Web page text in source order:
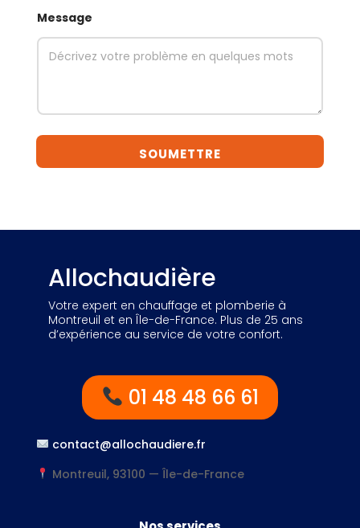
Message
SOUMETTRE
Allochaudière
Votre expert en chauffage et plomberie à
Montreuil et en Île-de-France. Plus de 25 ans
d’expérience au service de votre confort.
01 48 48 66 61
contact@allochaudiere.fr
Montreuil, 93100 — Île-de-France